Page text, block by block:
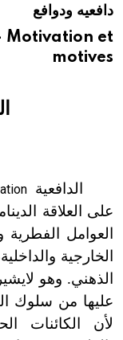
هيئة
دافعيه ودوافع
Motivation et
motives
الدافعية
على العلاقة
العوامل
الخارجية
الذهني. وهو لا
عليها من سلوك
لأن الكائنات